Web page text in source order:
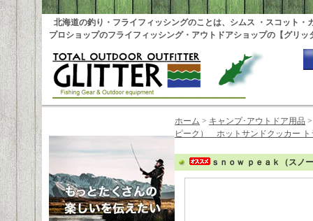
北海道の釣り・フライフィッシングのことは、シムス ・スコット・
プロショップのフライフィッシング・アウトドアショップの【グリッ
ホーム > キャンプ･アウトドア用品
ピーク） ホットサンドクッカー ト
ｓｎｏｗ ｐｅａｋ（スノ